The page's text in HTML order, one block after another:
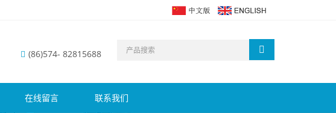
(86)574- 82815688
在线留言 联系我们